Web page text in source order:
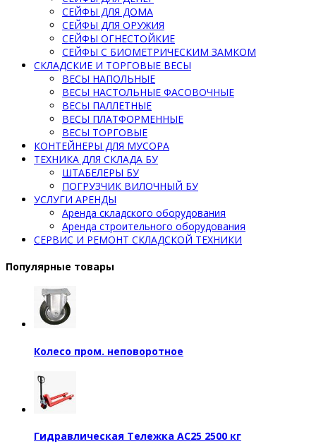
СЕЙФЫ ДЛЯ ДОМА
СЕЙФЫ ДЛЯ ОРУЖИЯ
СЕЙФЫ ОГНЕСТОЙКИЕ
СЕЙФЫ С БИОМЕТРИЧЕСКИМ ЗАМКОМ
СКЛАДСКИЕ И ТОРГОВЫЕ ВЕСЫ
ВЕСЫ НАПОЛЬНЫЕ
ВЕСЫ НАСТОЛЬНЫЕ ФАСОВОЧНЫЕ
ВЕСЫ ПАЛЛЕТНЫЕ
ВЕСЫ ПЛАТФОРМЕННЫЕ
ВЕСЫ ТОРГОВЫЕ
КОНТЕЙНЕРЫ ДЛЯ МУСОРА
ТЕХНИКА ДЛЯ СКЛАДА БУ
ШТАБЕЛЕРЫ БУ
ПОГРУЗЧИК ВИЛОЧНЫЙ БУ
УСЛУГИ АРЕНДЫ
Аренда складского оборудования
Аренда строительного оборудования
СЕРВИС И РЕМОНТ СКЛАДСКОЙ ТЕХНИКИ
Популярные товары
Колесо пром. неповоротное
Гидравлическая Тележка AC25 2500 кг